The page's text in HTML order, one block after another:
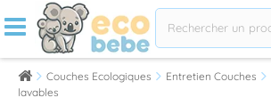
Couches Ecologiques Entretien Couches
lavables